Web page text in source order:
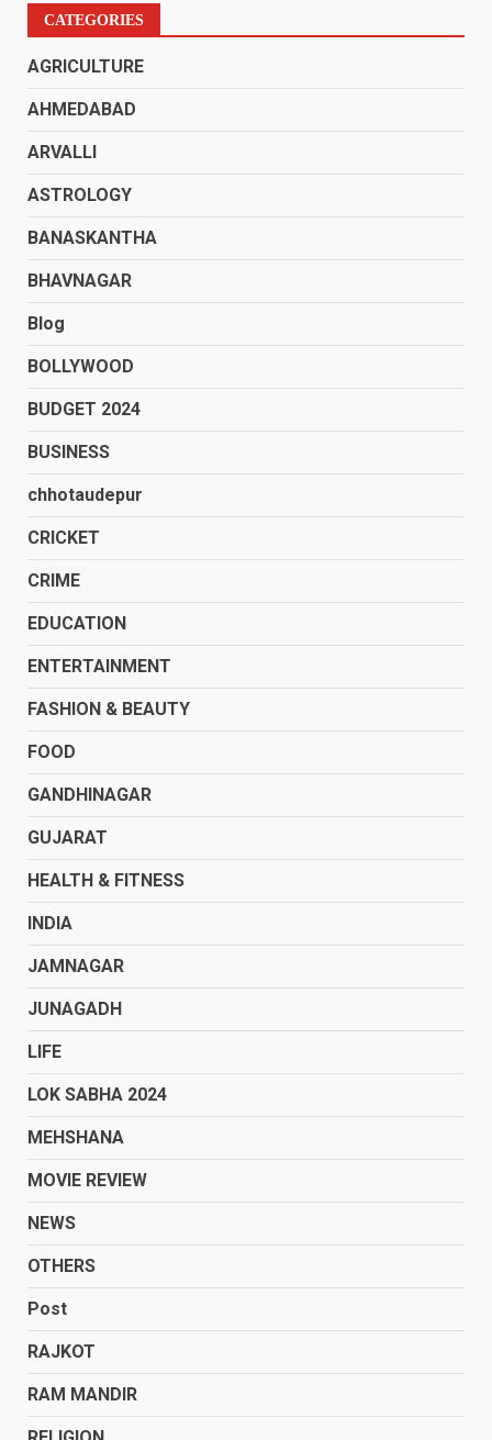
CATEGORIES
AGRICULTURE
AHMEDABAD
ARVALLI
ASTROLOGY
BANASKANTHA
BHAVNAGAR
Blog
BOLLYWOOD
BUDGET 2024
BUSINESS
chhotaudepur
CRICKET
CRIME
EDUCATION
ENTERTAINMENT
FASHION & BEAUTY
FOOD
GANDHINAGAR
GUJARAT
HEALTH & FITNESS
INDIA
JAMNAGAR
JUNAGADH
LIFE
LOK SABHA 2024
MEHSHANA
MOVIE REVIEW
NEWS
OTHERS
Post
RAJKOT
RAM MANDIR